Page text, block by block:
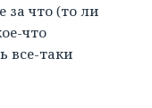
за что (то ли
что
все-таки